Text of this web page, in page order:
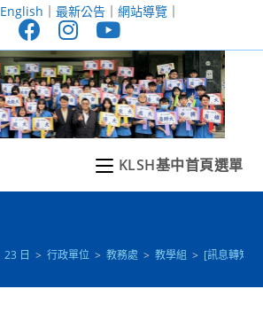
English ｜ 最新公告｜ 網站導覽｜
KLSH基中首頁選單
23 日 > 行政單位 > 教務處 > 教學組 > [訊息轉知]